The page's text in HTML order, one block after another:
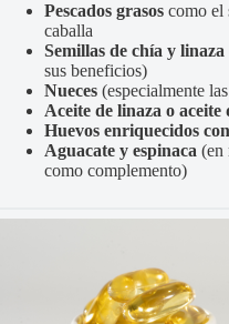
Pescados grasos como el
caballa
Semillas de chía y linaza
sus beneficios)
Nueces (especialmente
Aceite de linaza o
Huevos enriquecidos
Aguacate y espinaca (en
como complemento)